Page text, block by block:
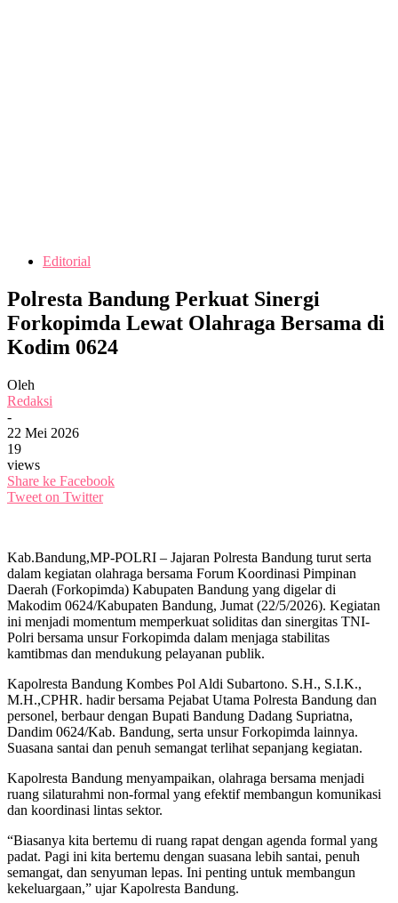
Editorial
Polresta Bandung Perkuat Sinergi
Forkopimda Lewat Olahraga Bersama di
Kodim 0624
Oleh
Redaksi
-
22 Mei 2026
19
views
Share ke Facebook
Tweet on Twitter
Kab.Bandung,MP-POLRI – Jajaran Polresta Bandung turut serta
dalam kegiatan olahraga bersama Forum Koordinasi Pimpinan
Daerah (Forkopimda) Kabupaten Bandung yang digelar di
Makodim 0624/Kabupaten Bandung, Jumat (22/5/2026). Kegiatan
ini menjadi momentum memperkuat soliditas dan sinergitas TNI-
Polri bersama unsur Forkopimda dalam menjaga stabilitas
kamtibmas dan mendukung pelayanan publik.
Kapolresta Bandung Kombes Pol Aldi Subartono. S.H., S.I.K.,
M.H.,CPHR. hadir bersama Pejabat Utama Polresta Bandung dan
personel, berbaur dengan Bupati Bandung Dadang Supriatna,
Dandim 0624/Kab. Bandung, serta unsur Forkopimda lainnya.
Suasana santai dan penuh semangat terlihat sepanjang kegiatan.
Kapolresta Bandung menyampaikan, olahraga bersama menjadi
ruang silaturahmi non-formal yang efektif membangun komunikasi
dan koordinasi lintas sektor.
“Biasanya kita bertemu di ruang rapat dengan agenda formal yang
padat. Pagi ini kita bertemu dengan suasana lebih santai, penuh
semangat, dan senyuman lepas. Ini penting untuk membangun
kekeluargaan,” ujar Kapolresta Bandung.